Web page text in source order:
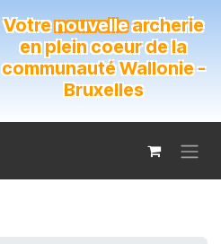
Votrenouvellearcherie
en plein coeur de la
communauté Wallonie -
Bruxelles